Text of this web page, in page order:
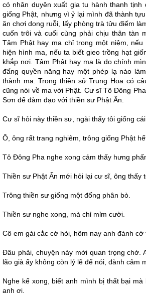
có nhân duyên xuất gia tu hành thanh
giống Phật, nhưng vì ỷ lại mình đã thành
ăn chơi dong ruỗi, lấy phòng trà tửu điếm
cuốn trôi và cuối cùng phải chịu thân tàn
Tâm Phật hay ma chỉ trong một niệm,
hiện hình ma, nếu ta biết gieo trồng hạt
khắp nơi. Tâm Phật hay ma là do chính
đấng quyền năng hay một phép lạ nào
thành ma. Trong thiền sử Trung Hoa có
cũng nói về ma với Phật. Cư sĩ Tô Đông
Sơn để đàm đạo với thiền sư Phật Ấn.
Cư sĩ hỏi này thiền sư, ngài thấy tôi giống
Ô, ông rất trang nghiêm, trông giống Phật
Tô Đông Pha nghe xong cảm thấy hưng
Thiền sư Phật Ấn mới hỏi lại cư sĩ, ông thấy
Trông thiền sư giống một đống phân bò.
Thiền sư nghe xong, mà chỉ mỉm cười.
Cô em gái cắc cớ hỏi, hôm nay anh đánh
Đâu phải, chuyện này mới quan trọng chớ.
lão già ấy không còn lý lẽ để nói, đành câm
Nghe kể xong, biết anh mình bị thất bại mà
anh ơi.